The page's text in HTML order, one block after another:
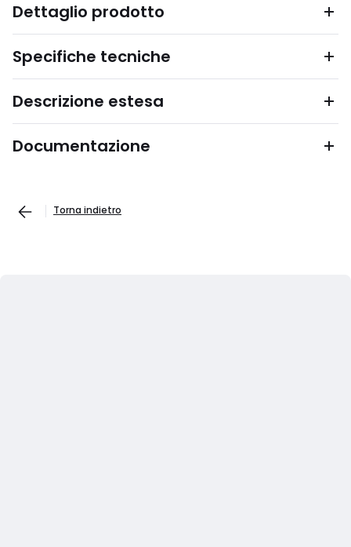
Dettaglio prodotto
Specifiche tecniche
Descrizione estesa
Documentazione
Torna indietro